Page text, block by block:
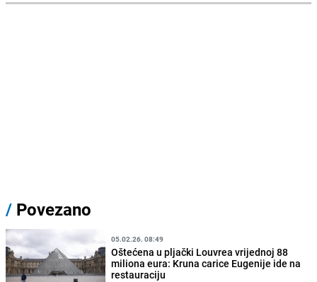
/ Povezano
05.02.26. 08:49
Oštećena u pljački Louvrea vrijednoj 88
miliona eura: Kruna carice Eugenije ide na
restauraciju